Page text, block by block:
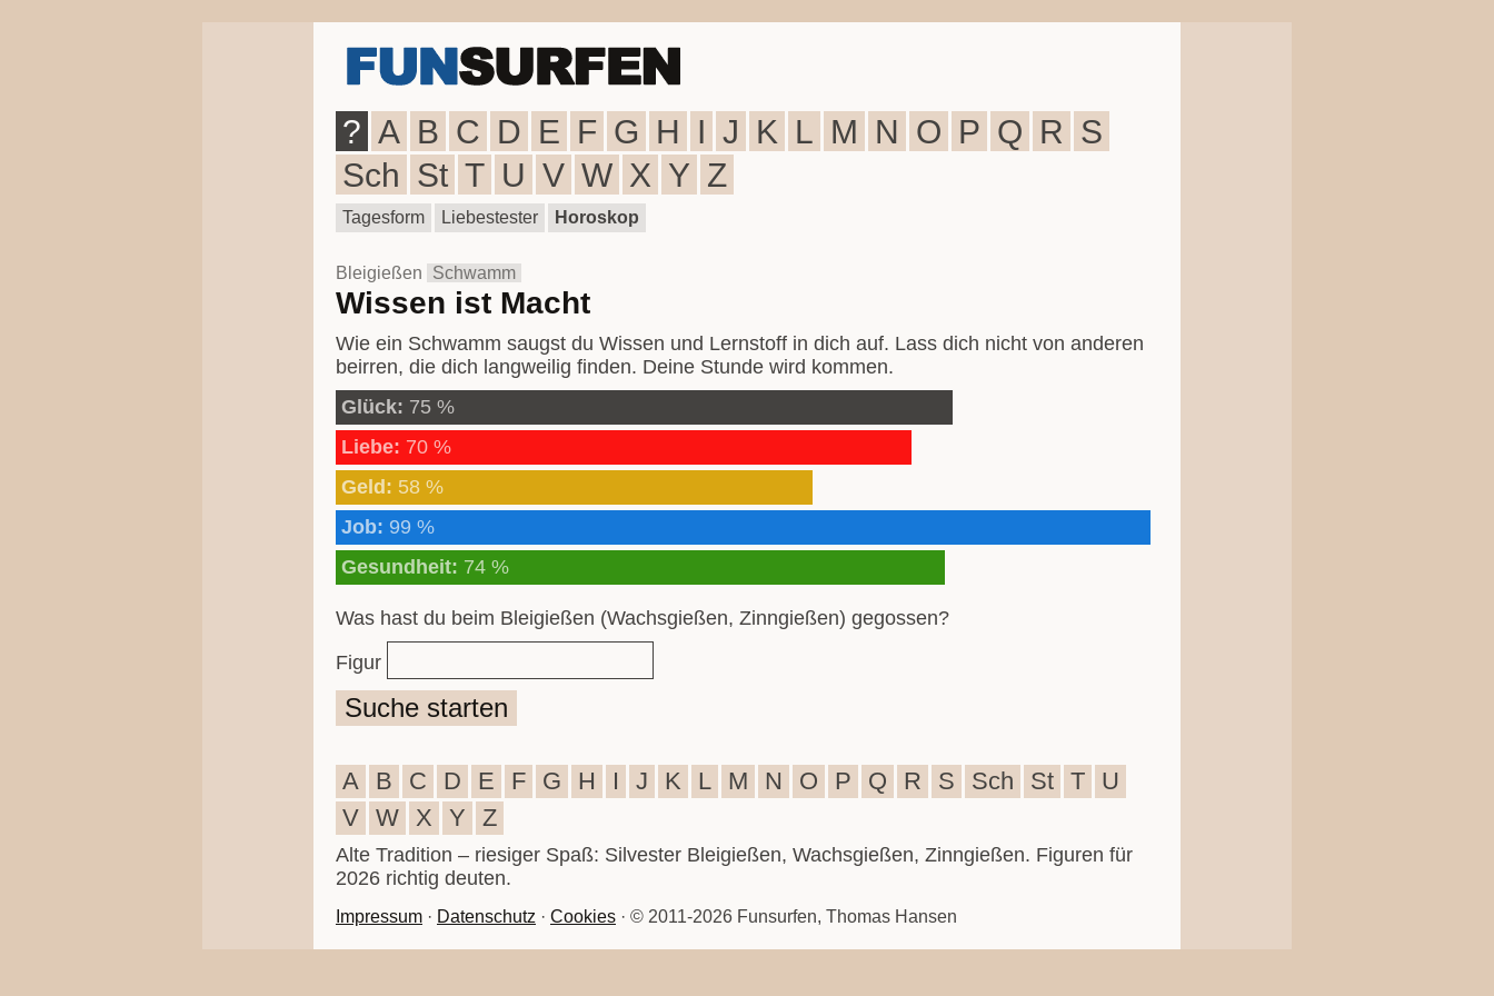
? A B C D E F G H I J K L M N O P Q R S
Sch St T U V W X Y Z
Tagesform Liebestester Horoskop
Bleigießen Schwamm
Wissen ist Macht
Wie ein Schwamm saugst du Wissen und Lernstoff in dich auf. Lass dich nicht von anderen
beirren, die dich langweilig finden. Deine Stunde wird kommen.
Glück: 75 %
Liebe: 70 %
Geld: 58 %
Job: 99 %
Gesundheit: 74 %
Was hast du beim Bleigießen (Wachsgießen, Zinngießen) gegossen?
Figur
Suche starten
A B C D E F G H I J K L M N O P Q R S Sch St T
U
V W X Y Z
Alte Tradition – riesiger Spaß: Silvester Bleigießen, Wachsgießen, Zinngießen. Figuren für
2026 richtig deuten.
Impressum · Datenschutz · Cookies · © 2011-2026 Funsurfen, Thomas Hansen